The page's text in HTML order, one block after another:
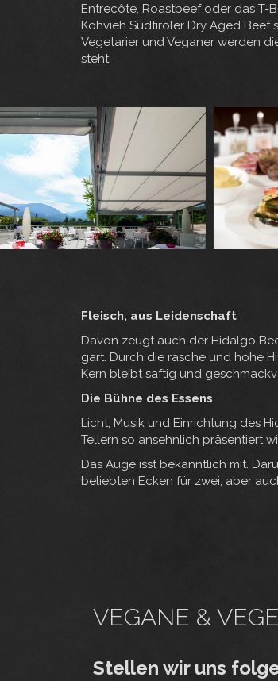
Entrecôte, Roastbeef oder das T-
Kohvieh Südtiroler Dry Aged Beef
Vegetarier und Veganer werden
steht.
Fleisch, aus Leidenschaft
Davon zeugt auch der Hidalgo
gart. Durch die rasche und hohe
Kern bleibt saftig und
Die Bühne des Essens
Licht, Musik und Einrichtung des
Tellern so ansehnlich präsentiert
Das Auge isst bekanntlich mit.
beliebten Ecken für zwei, aber
VEGANE &
Stellen wir uns